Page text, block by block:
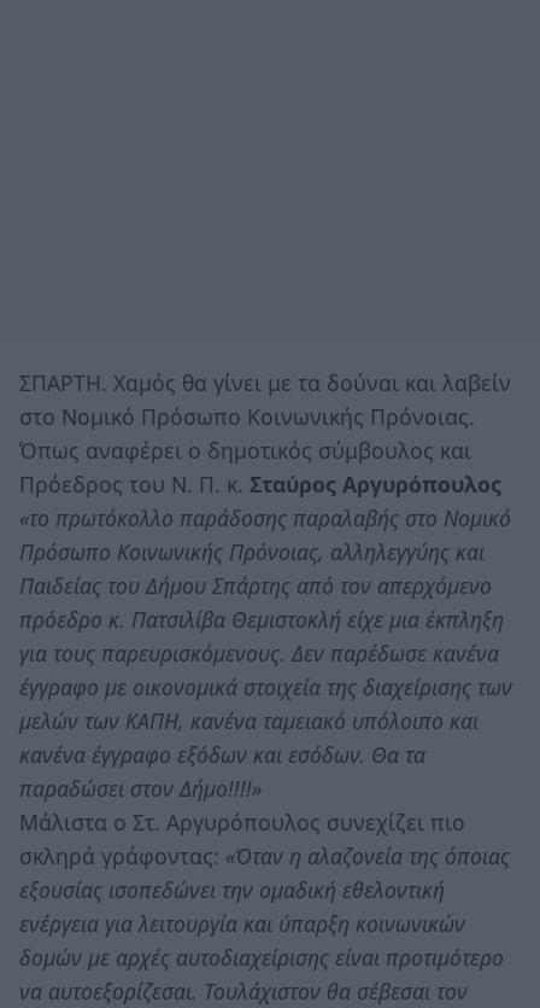
ΣΠΑΡΤΗ. Χαμός θα γίνει με τα δούναι και λαβείν
στο Νομικό Πρόσωπο Κοινωνικής Πρόνοιας.
Όπως αναφέρει ο δημοτικός σύμβουλος και
Πρόεδρος του Ν. Π. κ. Σταύρος Αργυρόπουλος
«το πρωτόκολλο παράδοσης παραλαβής στο Νομικό
Πρόσωπο Κοινωνικής Πρόνοιας, αλληλεγγύης και
Παιδείας του Δήμου Σπάρτης από τον απερχόμενο
πρόεδρο κ. Πατσιλίβα Θεμιστοκλή είχε μια έκπληξη
για τους παρευρισκόμενους. Δεν παρέδωσε κανένα
έγγραφο με οικονομικά στοιχεία της διαχείρισης των
μελών των ΚΑΠΗ, κανένα ταμειακό υπόλοιπο και
κανένα έγγραφο εξόδων και εσόδων. Θα τα
παραδώσει στον Δήμο!!!!»
Μάλιστα ο Στ. Αργυρόπουλος συνεχίζει πιο
σκληρά γράφοντας: «Όταν η αλαζονεία της όποιας
εξουσίας ισοπεδώνει την ομαδική εθελοντική
ενέργεια για λειτουργία και ύπαρξη κοινωνικών
δομών με αρχές αυτοδιαχείρισης είναι προτιμότερο
να αυτοεξορίζεσαι. Τουλάχιστον θα σέβεσαι τον